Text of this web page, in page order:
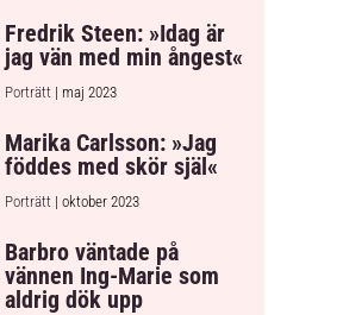
Fredrik Steen: »Idag är
jag vän med min ångest«
Porträtt| maj 2023
Marika Carlsson: »Jag
föddes med skör själ«
Porträtt| oktober 2023
Barbro väntade på
vännen Ing-Marie som
aldrig dök upp